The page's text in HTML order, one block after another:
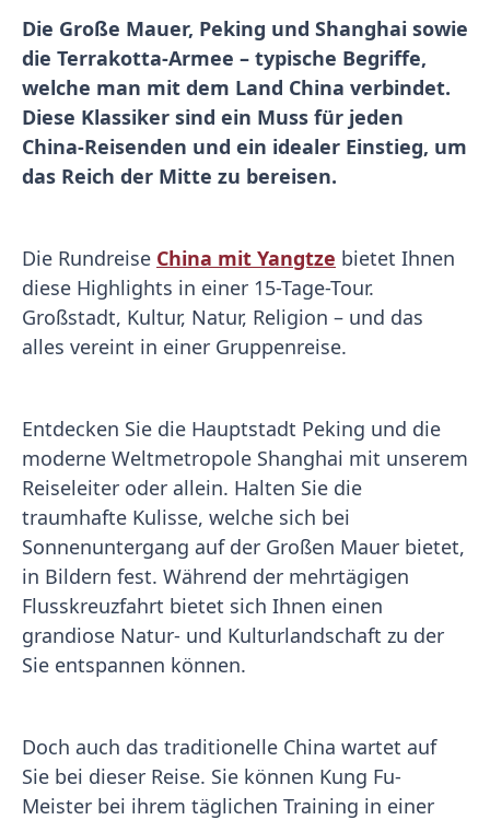
Die Große Mauer, Peking und Shanghai sowie
die Terrakotta-Armee – typische Begriffe,
welche man mit dem Land China verbindet.
Diese Klassiker sind ein Muss für jeden
China-Reisenden und ein idealer Einstieg, um
das Reich der Mitte zu bereisen.
Die Rundreise China mit Yangtze bietet Ihnen
diese Highlights in einer 15-Tage-Tour.
Großstadt, Kultur, Natur, Religion – und das
alles vereint in einer Gruppenreise.
Entdecken Sie die Hauptstadt Peking und die
moderne Weltmetropole Shanghai mit unserem
Reiseleiter oder allein. Halten Sie die
traumhafte Kulisse, welche sich bei
Sonnenuntergang auf der Großen Mauer bietet,
in Bildern fest. Während der mehrtägigen
Flusskreuzfahrt bietet sich Ihnen einen
grandiose Natur- und Kulturlandschaft zu der
Sie entspannen können.
Doch auch das traditionelle China wartet auf
Sie bei dieser Reise. Sie können Kung Fu-
Meister bei ihrem täglichen Training in einer